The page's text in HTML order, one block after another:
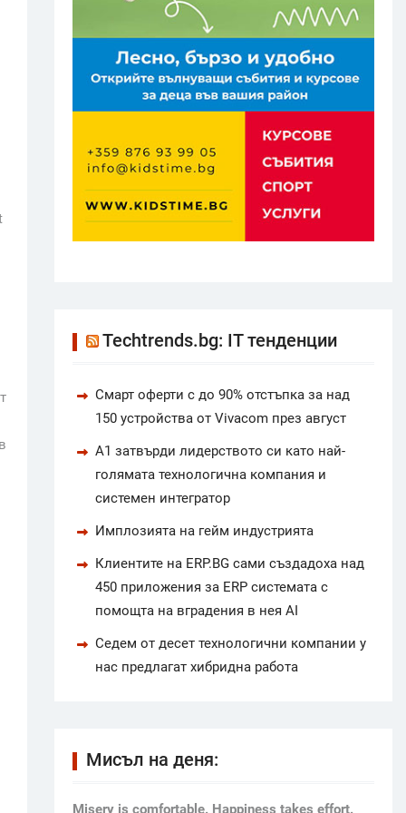
Techtrends.bg: IT тенденции
Смарт оферти с до 90% отстъпка за над
150 устройства от Vivacom през август
А1 затвърди лидерството си като най-
голямата технологична компания и
системен интегратор
Имплозията на гейм индустрията
Клиентите на ERP.BG сами създадоха над
450 приложения за ERP системата с
помощта на вградения в нея AI
Седем от десет технологични компании у
нас предлагат хибридна работа
Мисъл на деня:
Мisery is comfortable. Happiness takes effort.